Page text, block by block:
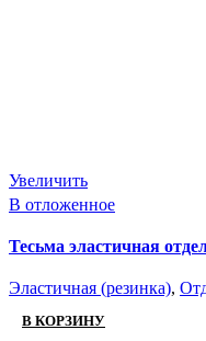
Увеличить
В отложенное
Тесьма эластичная
Эластичная (резинка),
В КОРЗИНУ